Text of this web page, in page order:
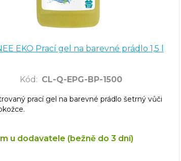
EKO Prací gel na barevné prádlo 1,5 l
Kód : CL-Q-EPG-BP-1500
prací gel na barevné prádlo šetrný vůči
u dodavatele (bežně do 3 dní)